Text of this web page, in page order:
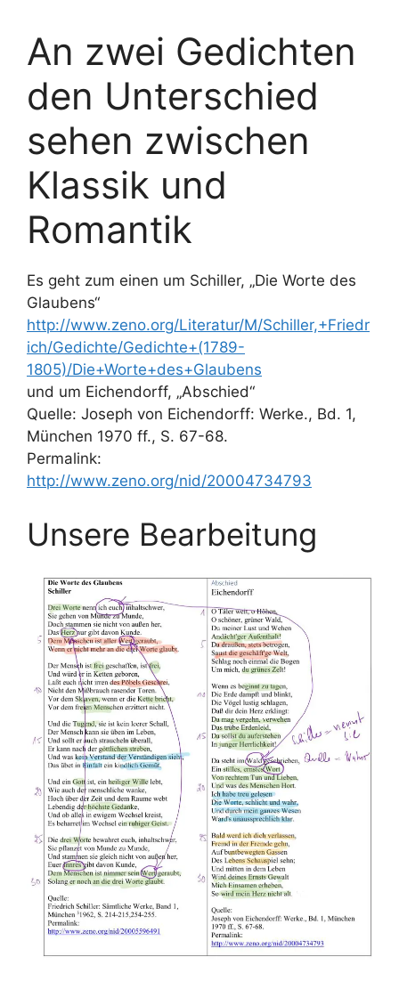
An zwei Gedichten
den Unterschied
sehen zwischen
Klassik und
Romantik
Es geht zum einen um Schiller, „Die Worte des
Glaubens“
http://www.zeno.org/Literatur/M/Schiller,+Friedr
ich/Gedichte/Gedichte+(1789-
1805)/Die+Worte+des+Glaubens
und um Eichendorff, „Abschied“
Quelle: Joseph von Eichendorff: Werke., Bd. 1,
München 1970 ff., S. 67-68.
Permalink:
http://www.zeno.org/nid/20004734793
Unsere Bearbeitung